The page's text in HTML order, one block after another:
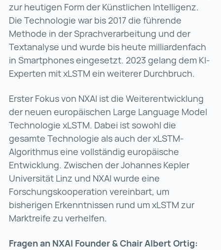
zur heutigen Form der Künstlichen Intelligenz.
Die Technologie war bis 2017 die führende
Methode in der Sprachverarbeitung und der
Textanalyse und wurde bis heute milliardenfach
in Smartphones eingesetzt. 2023 gelang dem KI-
Experten mit xLSTM ein weiterer Durchbruch.
Erster Fokus von NXAI ist die Weiterentwicklung
der neuen europäischen Large Language Model
Technologie xLSTM. Dabei ist sowohl die
gesamte Technologie als auch der xLSTM-
Algorithmus eine vollständig europäische
Entwicklung. Zwischen der Johannes Kepler
Universität Linz und NXAI wurde eine
Forschungskooperation vereinbart, um
bisherigen Erkenntnissen rund um xLSTM zur
Marktreife zu verhelfen.
Fragen an NXAI Founder & Chair Albert Ortig: